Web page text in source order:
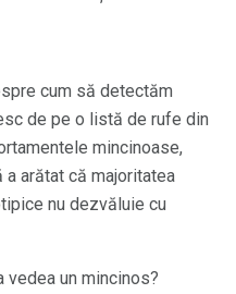
cum să detectăm
de pe o listă de rufe din
mincinoase,
arătat că majoritatea
nu dezvăluie cu
vedea un mincinos?